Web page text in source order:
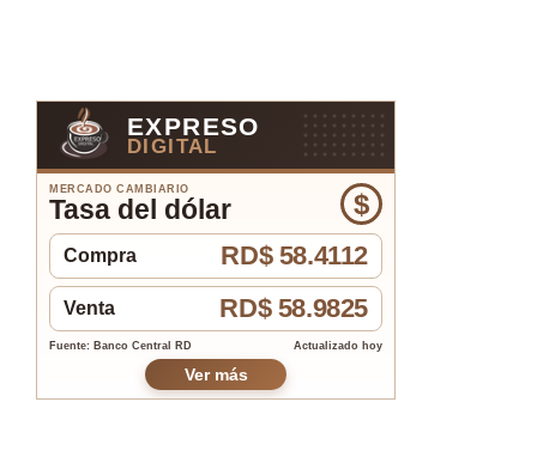
EXPRESO
DIGITAL
MERCADO CAMBIARIO
Tasa del dólar $
Compra RD$ 58.4112
Venta RD$ 58.9825
Fuente: Banco Central RD Actualizado hoy
Ver más